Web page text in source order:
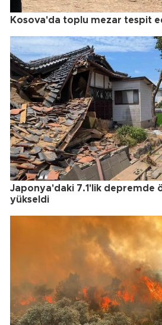
Kosova'da toplu mezar tespit
Japonya'daki 7.1'lik depremde
yükseldi